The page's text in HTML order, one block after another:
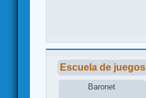
Escuela de juegos
Baronet